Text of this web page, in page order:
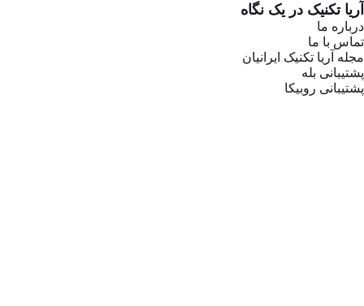
آریا تکنیک در یک نگاه
درباره ما
تماس با ما
مجله آریا تکنیک ایرانیان
پشتیبانی بله
پشتیبانی روبیکا